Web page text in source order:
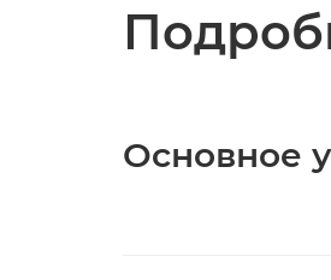
Основное